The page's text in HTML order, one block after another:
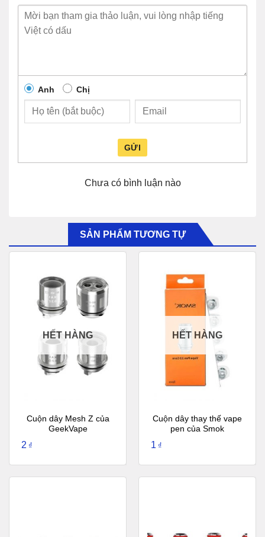
Anh Chị
GỬI
Chưa có bình luận nào
SẢN PHẨM TƯƠNG TỰ
HẾT HÀNG
Cuộn dây Mesh Z của
GeekVape
2 ₫
HẾT HÀNG
Cuộn dây thay thế vape
pen của Smok
1 ₫